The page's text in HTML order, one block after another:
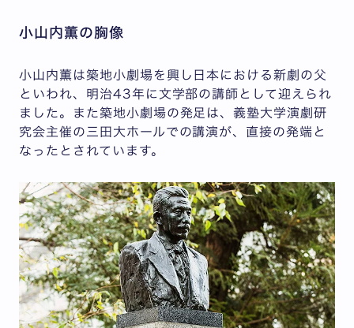
小山内薫の胸像
小山内薫は築地小劇場を興し日本における新劇の父
といわれ、明治43年に文学部の講師として迎えられ
ました。また築地小劇場の発足は、義塾大学演劇研
究会主催の三田大ホールでの講演が、直接の発端と
なったとされています。